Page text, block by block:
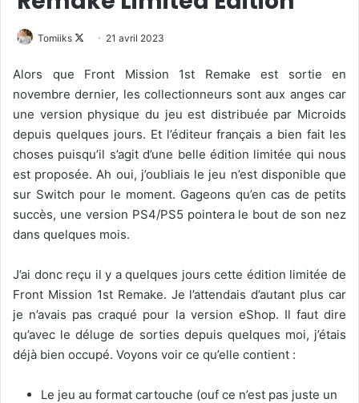
Tomiiks
Follow
X
21 avril 2023
Alors que Front Mission 1st Remake est sortie en
novembre dernier, les collectionneurs sont aux anges car
une version physique du jeu est distribuée par Microids
depuis quelques jours. Et l’éditeur français a bien fait les
choses puisqu’il s’agit d’une belle édition limitée qui nous
est proposée. Ah oui, j’oubliais le jeu n’est disponible que
sur Switch pour le moment. Gageons qu’en cas de petits
succès, une version PS4/PS5 pointera le bout de son nez
dans quelques mois.
J’ai donc reçu il y a quelques jours cette édition limitée de
Front Mission 1st Remake. Je l’attendais d’autant plus car
je n’avais pas craqué pour la version eShop. Il faut dire
qu’avec le déluge de sorties depuis quelques moi, j’étais
déjà bien occupé. Voyons voir ce qu’elle contient :
Le jeu au format cartouche (ouf ce n’est pas juste un